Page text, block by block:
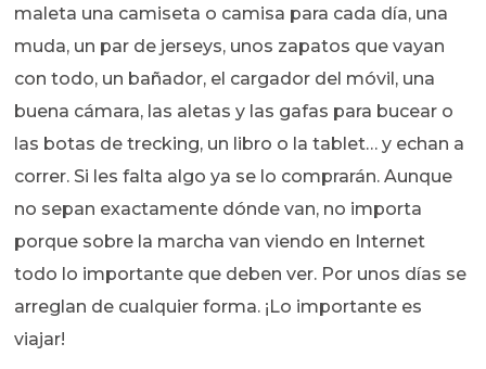
maleta una camiseta o camisa para cada día, una
muda, un par de jerseys, unos zapatos que vayan
con todo, un bañador, el cargador del móvil, una
buena cámara, las aletas y las gafas para bucear o
las botas de trecking, un libro o la tablet… y echan a
correr. Si les falta algo ya se lo comprarán. Aunque
no sepan exactamente dónde van, no importa
porque sobre la marcha van viendo en Internet
todo lo importante que deben ver. Por unos días se
arreglan de cualquier forma. ¡Lo importante es
viajar!